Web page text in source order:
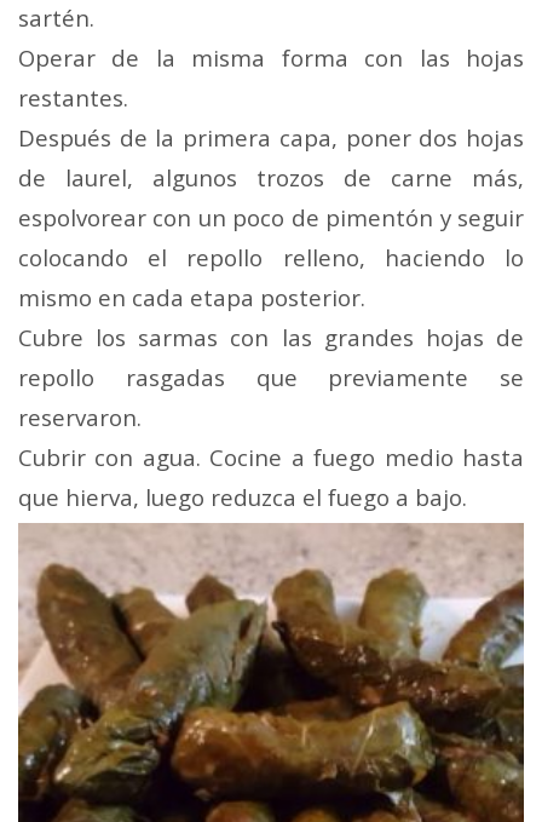
sartén.
Operar de la misma forma con las hojas
restantes.
Después de la primera capa, poner dos hojas
de laurel, algunos trozos de carne más,
espolvorear con un poco de pimentón y seguir
colocando el repollo relleno, haciendo lo
mismo en cada etapa posterior.
Cubre los sarmas con las grandes hojas de
repollo rasgadas que previamente se
reservaron.
Cubrir con agua. Cocine a fuego medio hasta
que hierva, luego reduzca el fuego a bajo.